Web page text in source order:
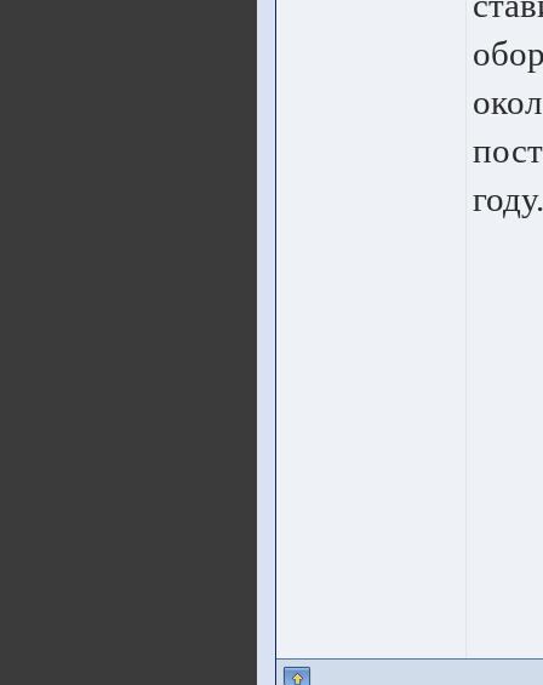
году.